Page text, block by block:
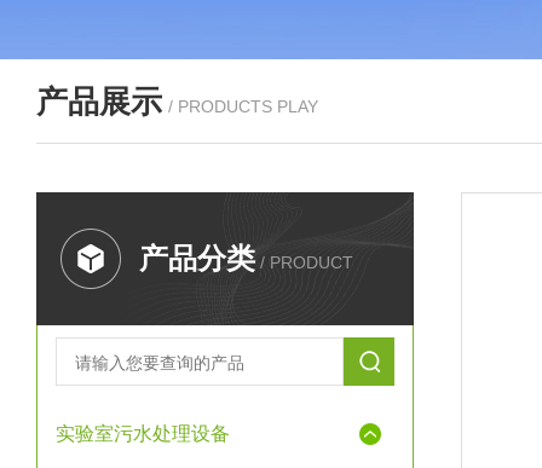
产品展示 / PRODUCTS PLAY
产品分类 / PRODUCT
实验室污水处理设备